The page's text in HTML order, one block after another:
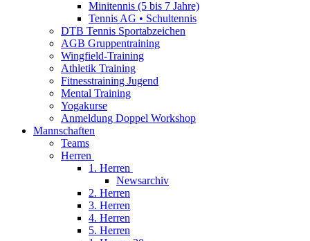
Minitennis (5 bis 7 Jahre)
Tennis AG • Schultennis
DTB Tennis Sportabzeichen
AGB Gruppentraining
Wingfield-Training
Athletik Training
Fitnesstraining Jugend
Mental Training
Yogakurse
Anmeldung Doppel Workshop
Mannschaften
Teams
Herren
1. Herren
Newsarchiv
2. Herren
3. Herren
4. Herren
5. Herren